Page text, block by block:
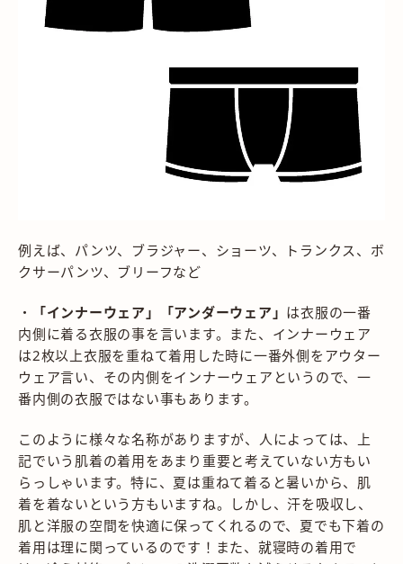
例えば、パンツ、ブラジャー、ショーツ、トランクス、ボ
クサーパンツ、ブリーフなど
・ 「インナーウェア」「アンダーウェア」 は衣服の一番
内側に着る衣服の事を言います。また、インナーウェア
は2枚以上衣服を重ねて着用した時に一番外側をアウター
ウェア言い、その内側をインナーウェアというので、一
番内側の衣服ではない事もあります。
このように様々な名称がありますが、人によっては、上
記でいう肌着の着用をあまり重要と考えていない方もい
らっしゃいます。特に、夏は重ねて着ると暑いから、肌
着を着ないという方もいますね。しかし、汗を吸収し、
肌と洋服の空間を快適に保ってくれるので、夏でも下着の
着用は理に関っているのです！また、就寝時の着用で